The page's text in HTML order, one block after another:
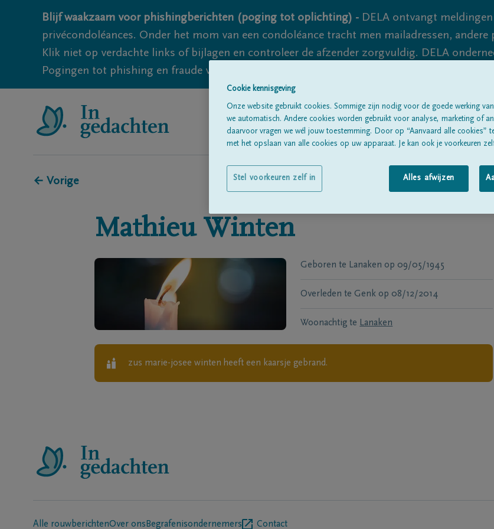
Blijf waakzaam voor phishingberichten (poging tot oplichting) - DELA ontvangt
privécondoléances. Onder het mom van een condoléance tracht men mailadressen,
Klik niet op verdachte links of bijlagen en controleer de afzender zorgvuldig. DELA
Pogingen tot phishing en fraude vallen echter nooit volledig uit te sluiten, dus blijf
Alle rouwberichten
← Vorige
Mathieu Winten
Geboren te Lanaken op 09/05/1945
Overleden te Genk op 08/12/2014
Woonachtig te Lanaken
zus marie-josee winten heeft een kaarsje gebrand.
Alle rouwberichtenOver ons Begrafenisondernemers Contact
Cookie kennisgeving
Onze website gebruikt cookies. Sommige zijn nodig voor de goede werking
we automatisch. Andere cookies worden gebruikt voor analyse, marketing of
daarvoor vragen we wél jouw toestemming. Door op “Aanvaard alle cookies”
met het opslaan van alle cookies op uw apparaat. Je kan ook je voorkeuren
Alles afwijzen
Stel voorkeuren zelf in